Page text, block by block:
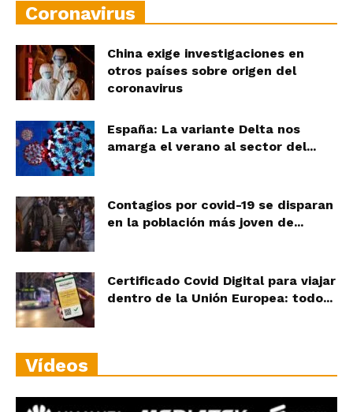
Coronavirus
China exige investigaciones en
otros países sobre origen del
coronavirus
España: La variante Delta nos
amarga el verano al sector del...
Contagios por covid-19 se disparan
en la población más joven de...
Certificado Covid Digital para viajar
dentro de la Unión Europea: todo...
Vídeos